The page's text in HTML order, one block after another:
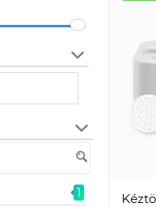
1